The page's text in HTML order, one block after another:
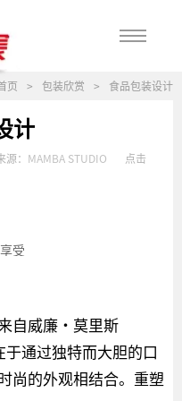
页 > 包装欣赏 > 食品包装设计
计
： MAMBA STUDIO
点击
受
自威廉·莫里斯
于通过独特而大胆的口
尚的外观相结合。重塑